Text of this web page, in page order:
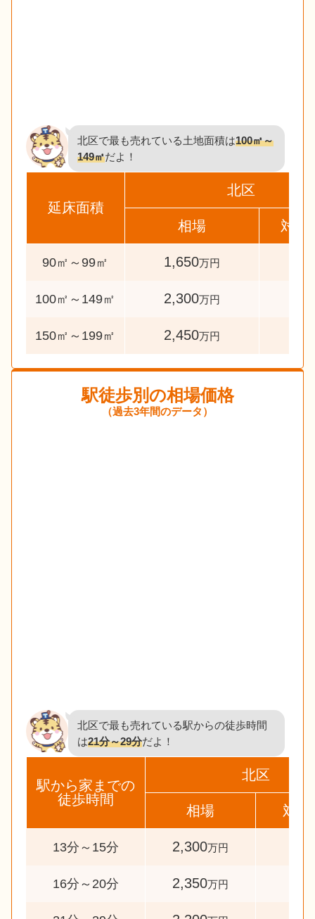
北区で最も売れている土地面積は100㎡～
149㎡だよ！
延床面積
北区
相場 対象
90㎡～99㎡ 1,650万円
100㎡～149㎡ 2,300万円
150㎡～199㎡ 2,450万円
駅徒歩別の相場価格
（過去3年間のデータ）
北区で最も売れている駅からの徒歩時間
は21分～29分だよ！
駅から家までの
徒歩時間
北区
相場 対象
13分～15分 2,300万円
16分～20分 2,350万円